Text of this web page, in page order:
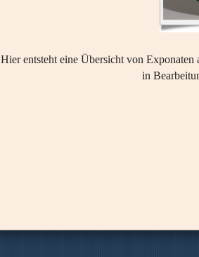
Hier entsteht eine Übersicht von Exponaten
in